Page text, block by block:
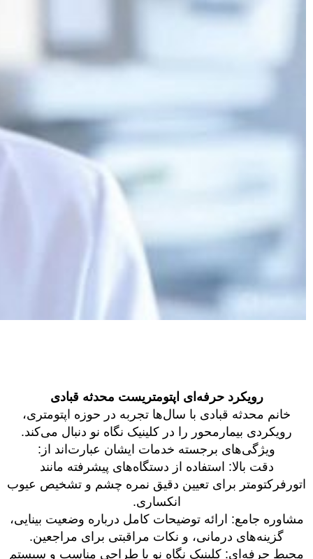
رویکرد حرفه‌ای اپتومتریست محدثه قبادی
خانم محدثه قبادی با سال‌ها تجربه در حوزه اپتومتری،
رویکردی بیمارمحور را در کلینیک نگاه نو دنبال می‌کند.
ویژگی‌های برجسته خدمات ایشان عبارت‌اند از:
دقت بالا: استفاده از دستگاه‌های پیشرفته مانند
اتورفرکتومتر برای تعیین دقیق نمره چشم و تشخیص عیوب
انکساری.
مشاوره جامع: ارائه توضیحات کامل درباره وضعیت بینایی،
گزینه‌های درمانی، و نکات مراقبتی برای مراجعین.
محیط حرفه‌ای: کلینیک نگاه نو با طراحی مناسب و سیستم